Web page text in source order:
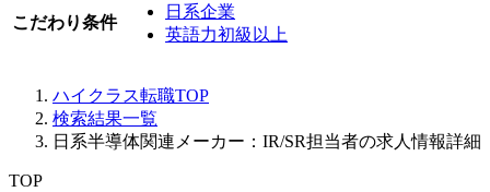
こだわり条件
日系企業
英語力初級以上
ハイクラス転職TOP
検索結果一覧
日系半導体関連メーカー：IR/SR担当者の求人情報詳細
TOP